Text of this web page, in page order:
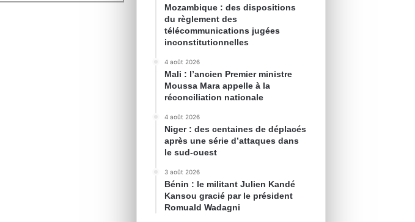
Mozambique : des dispositions
du règlement des
télécommunications jugées
inconstitutionnelles
4 août 2026
Mali : l’ancien Premier ministre
Moussa Mara appelle à la
réconciliation nationale
4 août 2026
Niger : des centaines de déplacés
après une série d’attaques dans
le sud-ouest
3 août 2026
Bénin : le militant Julien Kandé
Kansou gracié par le président
Romuald Wadagni